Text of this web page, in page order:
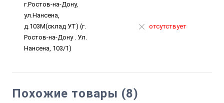
г.Ростов-на-Дону,
ул.Нансена,
д.103М(склад УТ) (г.
Ростов-на-Дону . Ул.
Нансена, 103/1)
отсутствует
Похожие товары (8)